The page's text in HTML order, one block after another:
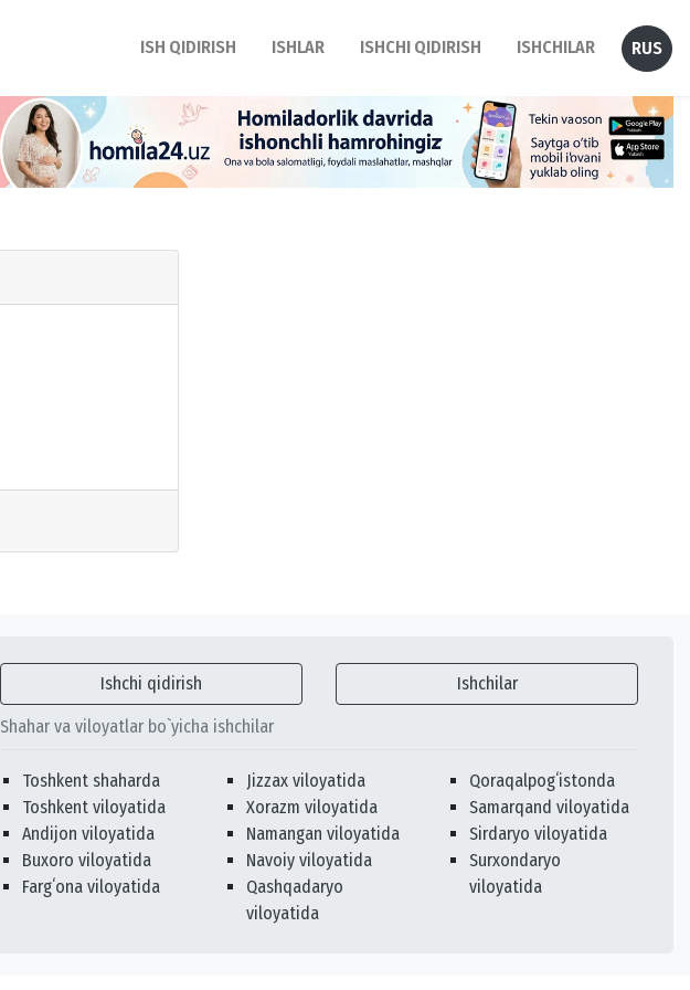
ISH QIDIRISH ISHLAR ISHCHI QIDIRISH ISHCHILAR RUS
Ishchi qidirish Ishchilar
Shahar va viloyatlar bo`yicha ishchilar
Toshkent shaharda
Toshkent viloyatida
Andijon viloyatida
Buxoro viloyatida
Fargʻona viloyatida
Jizzax viloyatida
Xorazm viloyatida
Namangan viloyatida
Navoiy viloyatida
Qashqadaryo
viloyatida
Qoraqalpogʻistonda
Samarqand viloyatida
Sirdaryo viloyatida
Surxondaryo
viloyatida